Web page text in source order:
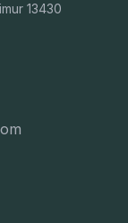
13430